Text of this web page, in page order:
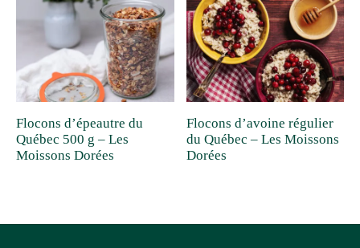
Flocons d’épeautre du
Québec 500 g – Les
Moissons Dorées
Flocons d’avoine régulier
du Québec – Les Moissons
Dorées